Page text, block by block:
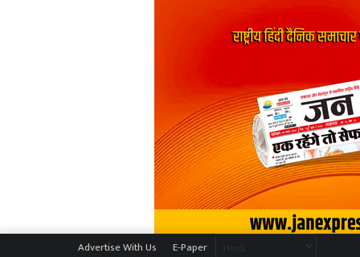
Advertise With Us E-Paper